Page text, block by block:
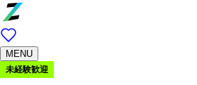
MENU
未経験歓迎